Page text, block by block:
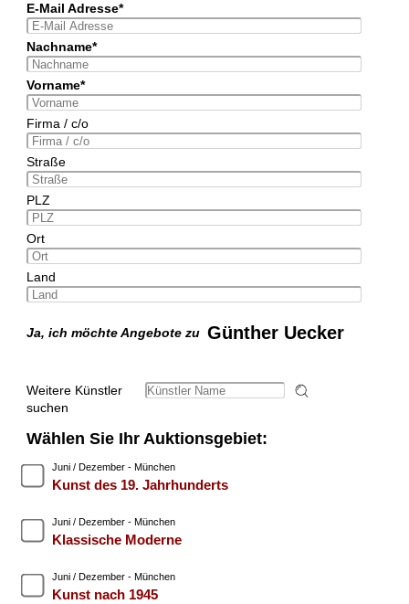
E-Mail Adresse*
Nachname*
Vorname*
Firma / c/o
Straße
PLZ
Ort
Land
Ja, ich möchte Angebote zu Günther Uecker
Weitere Künstler
suchen
Wählen Sie Ihr Auktionsgebiet:
Juni / Dezember - München
Kunst des 19. Jahrhunderts
Juni / Dezember - München
Klassische Moderne
Juni / Dezember - München
Kunst nach 1945